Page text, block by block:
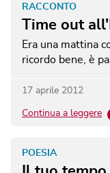
Time out
RACCONTO
Era una mattina
ricordo bene, è
17 aprile 2012
Continua a leggere
POESIA